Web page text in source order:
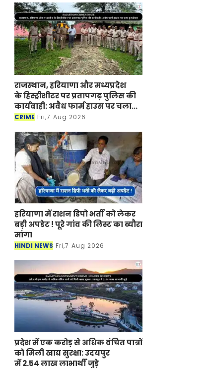
राजस्थान, हरियाणा और मध्यप्रदेश
के हिस्ट्रीशीटर पर प्रतापगढ़ पुलिस की
कार्यवाही: अवैध फार्म हाउस पर चला
बुलडोजर
CRIME Fri,7 Aug 2026
हरियाणा में राशन डिपो भर्ती को लेकर
बड़ी अपडेट ! पूरे गांव की लिस्ट का ब्यौरा
मांगा
HINDI NEWS Fri,7 Aug 2026
प्रदेश में एक करोड़ से अधिक वंचित पात्रों
को मिली खाद्य सुरक्षा: उदयपुर
में 2.54 लाख लाभार्थी जुड़े